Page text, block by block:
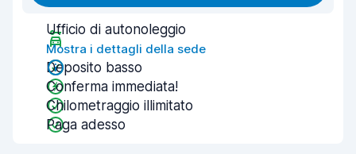
Ufficio di autonoleggio
Mostra i dettagli della sede
Deposito basso
Conferma immediata!
Chilometraggio illimitato
Paga adesso